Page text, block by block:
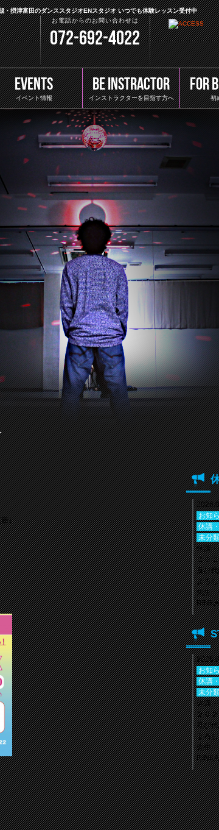
摂津富田のダンススタジオENスタジオ いつでも体験レッスン受付中
お電話からのお問い合わせは
072-692-4022
EVENTS
イベント情報
BE INSTRACTOR
インストラクターを目指す方へ
FOR
初
）
お知
休講
未分
休講
２０
及び
よろ
先生
お知
休講
未分
年末
【年
ス休
4022
お知
休講
未分
休講
２０
及び
よろ
先生
E–N
NEW
未分
発表